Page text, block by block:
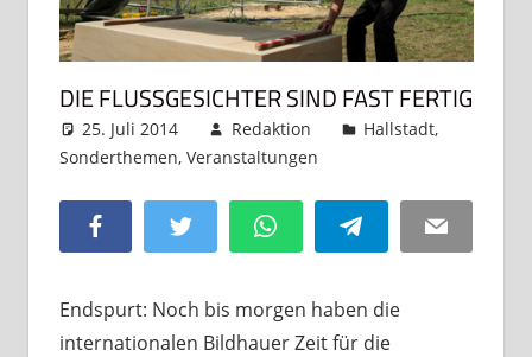
DIE FLUSSGESICHTER SIND FAST FERTIG
25. Juli 2014 Redaktion Hallstadt,
Sonderthemen, Veranstaltungen
Facebook Twitter WhatsAppTelegram Email
Endspurt: Noch bis morgen haben die
internationalen Bildhauer Zeit für die